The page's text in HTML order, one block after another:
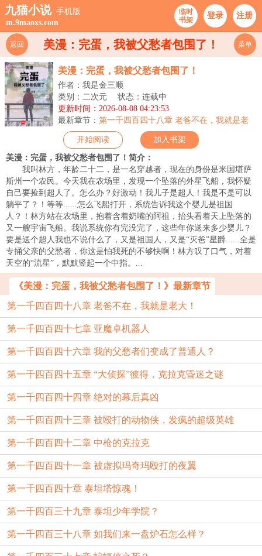
九猫小说 手机版
m.9maoxs.com
临时
书架
登录 注册
美漫：完蛋，我被父愁者包围了！
返回 菜单
美漫：完蛋，我被父愁者包围了！
作者：我是金三顺
类别：二次元
状态：连载中
更新时间：2026-08-08 04:23:53
最新章节： 第一千四百四十八章 老爸不在，我就是老
大！
开始阅读
加入书架
美漫：完蛋，我被父愁者包围了！简介：
我叫林方，年龄二十二，是一名穿越者，现在的身份是米国堪萨
斯州一个农民。今天我在农场里，发现一个坠落的外星飞船，我怀疑
自己要捡到超人了。怎么办？好激动！我儿子是超人！我是不是可以
躺平了？！等等......怎么飞船打开，系统告诉我这个婴儿是祖国
人？！林方站在农场里，抱着含着奶嘴的阿祖，抬头看着天上坠落的
又一艘宇宙飞船。我说系统你有完没完了，这些年你送来多少婴儿？
要是送个超人我也不说什么了，又是祖国人，又是“灭爸”星爵......全是
专捅父亲的父愁者，你这是怕我死的不够快啊！林方叹了口气，对着
天空的“流星”，默默竖起一个中指。...
《美漫：完蛋，我被父愁者包围了！》最新章节
第一千四百四十八章 老爸不在，我就是老大！
第一千四百四十七章 亚魔卓机器人
第一千四百四十六章 我的父愁者们变成了普通人？
第一千四百四十五章 “大侦探”彼得，克拉克昏迷之谜
第一千四百四十四章 绝对的幕后真凶
第一千四百四十三章 被殴打的动物侠，发疯的超级英雄
第一千四百四十二章 中枪的克拉克
第一千四百四十一章 被虚拟玛奇玛殴打的夜翼
第一千四百四十章 泰坦塔惊魂！
第一千四百三十九章 泰坦少年学院？
第一千四百三十八章 如我们来一盘炉石怎么样？